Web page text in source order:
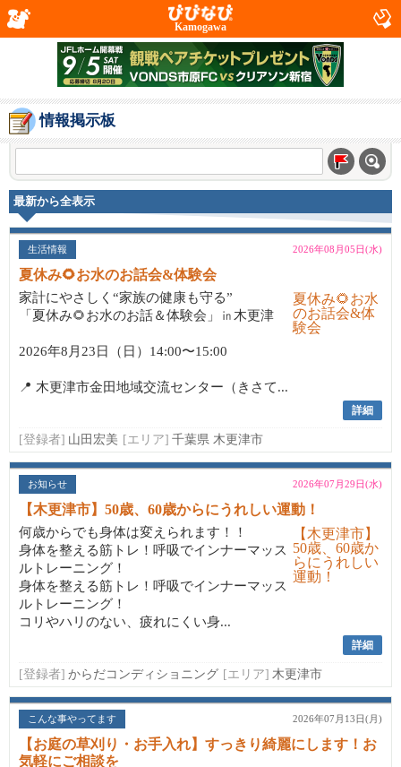
Kamogawa
情報掲示板
最新から全表示
生活情報 2026年08月05日(水)
夏休み🌻お水のお話会&体験会
家計にやさしく“家族の健康も守る”
「夏休み🌻お水のお話＆体験会」㏌木更津
2026年8月23日（日）14:00〜15:00
📍 木更津市金田地域交流センター（きさて...
詳細
[登録者] 山田宏美 [エリア] 千葉県 木更津市
お知らせ 2026年07月29日(水)
【木更津市】50歳、60歳からにうれしい運動！
何歳からでも身体は変えられます！！
身体を整える筋トレ！呼吸でインナーマッス
ルトレーニング！
身体を整える筋トレ！呼吸でインナーマッス
ルトレーニング！
コリやハリのない、疲れにくい身...
詳細
[登録者] からだコンディショニング [エリア] 木更津市
こんな事やってます 2026年07月13日(月)
【お庭の草刈り・お手入れ】すっきり綺麗にします！お
気軽にご相談を